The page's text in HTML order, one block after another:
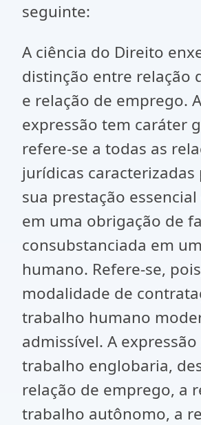
seguinte:
A ciência do Direito
distinção entre relação
e relação de emprego.
expressão tem caráter
refere-se a todas as
jurídicas
sua prestação
em uma obrigação de
consubstanciada em
humano. Refere-se,
modalidade de
trabalho humano
admissível. A
trabalho englobaria,
relação de emprego, a
trabalho autônomo, a